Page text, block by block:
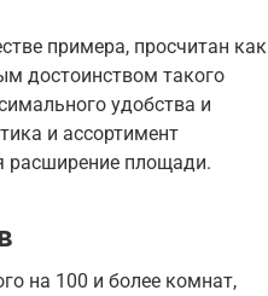
примера, просчитан как
достоинством такого
удобства и
и ассортимент
расширение площади.
на 100 и более комнат,